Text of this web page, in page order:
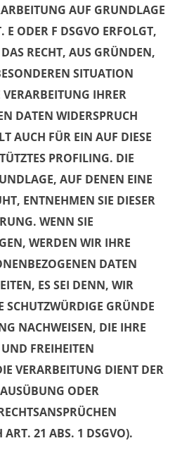
AUF GRUNDLAGE
ODER F DSGVO ERFOLGT,
RECHT, AUS GRÜNDEN,
SITUATION
IHRER
DATEN WIDERSPRUCH
AUCH FÜR EIN AUF DIESE
PROFILING. DIE
AUF DENEN EINE
ENTNEHMEN SIE DIESER
WENN SIE
WERDEN WIR IHRE
DATEN
ES SEI DENN, WIR
GRÜNDE
NACHWEISEN, DIE IHRE
FREIHEITEN
VERARBEITUNG DIENT DER
ODER
ART. 21 ABS. 1 DSGVO).